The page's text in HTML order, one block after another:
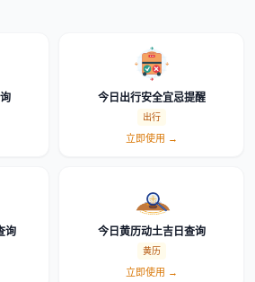
今日出行安全宜忌提醒
出行
立即使用 →
询 今日黄历动土吉日查询
黄历
立即使用 →